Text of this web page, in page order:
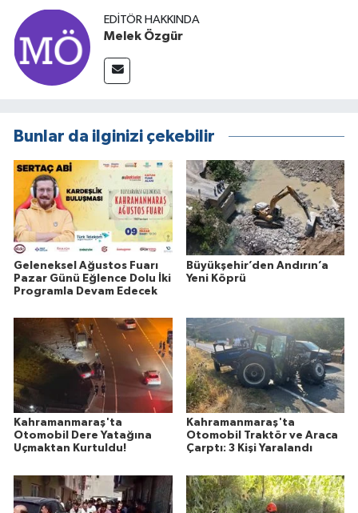
EDITÖR HAKKINDA
Melek Özgür
Bunlar da ilginizi çekebilir
Geleneksel Ağustos Fuarı
Pazar Günü Eğlence Dolu İki
Programla Devam Edecek
Büyükşehir’den Andırın’a
Yeni Köprü
Kahramanmaraş'ta
Otomobil Dere Yatağına
Uçmaktan Kurtuldu!
Kahramanmaraş'ta
Otomobil Traktör ve Araca
Çarptı: 3 Kişi Yaralandı